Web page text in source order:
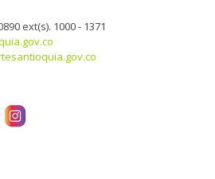
ext(s). 1000 - 1371